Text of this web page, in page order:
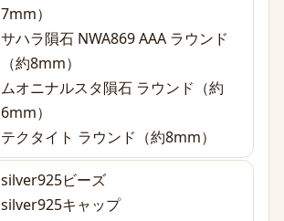
7mm）
サハラ隕石 NWA869 AAA ラウンド
（約8mm）
ムオニナルスタ隕石 ラウンド（約
6mm）
テクタイト ラウンド（約8mm）
silver925ビーズ
silver925キャップ